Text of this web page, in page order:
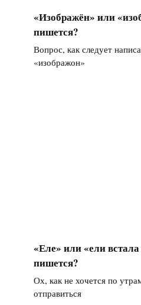
«Изображён» или
пишется?
Вопрос, как следует
«изображон»
«Еле» или «ели
пишется?
Ох, как не хочется по
отправиться